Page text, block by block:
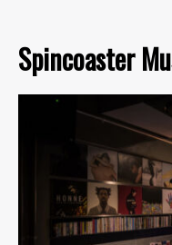
Spincoaster